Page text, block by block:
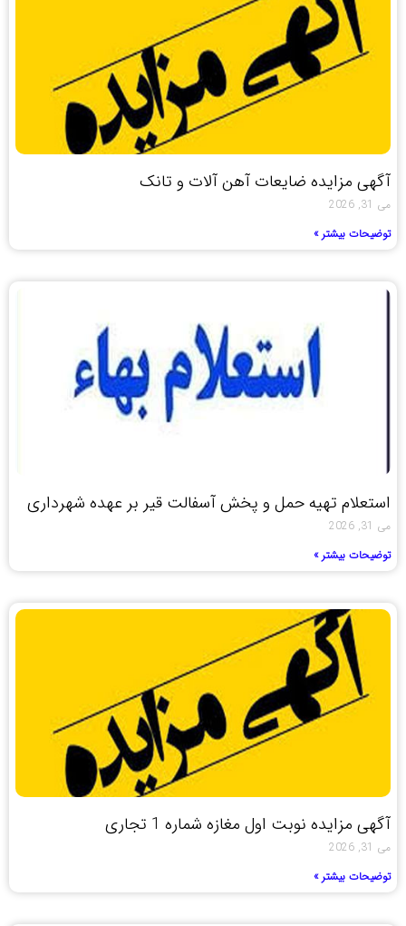
آگهی مزایده ضایعات آهن آلات و تانک
می 31, 2026
توضیحات بیشتر »
استعلام تهیه حمل و پخش آسفالت قیر بر عهده شهرداری
می 31, 2026
توضیحات بیشتر »
آگهی مزایده نوبت اول مغازه شماره 1 تجاری
می 31, 2026
توضیحات بیشتر »